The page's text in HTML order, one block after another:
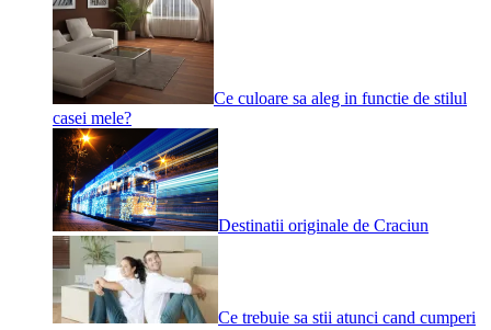
Ce culoare sa aleg in functie de stilul
casei mele?
Destinatii originale de Craciun
Ce trebuie sa stii atunci cand cumperi